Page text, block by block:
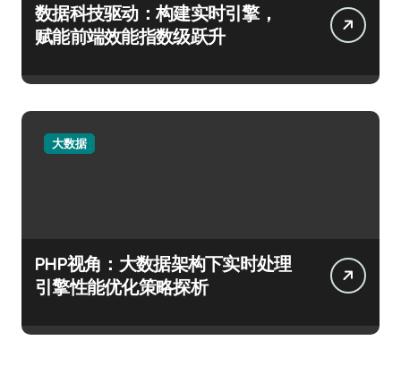
数据科技驱动：构建实时引擎，
赋能前端效能指数级跃升
大数据
PHP视角：大数据架构下实时处理
引擎性能优化策略探析